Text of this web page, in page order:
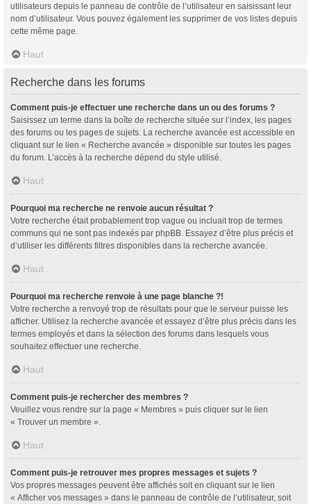
utilisateurs depuis le panneau de contrôle de l’utilisateur en saisissant leur
nom d’utilisateur. Vous pouvez également les supprimer de vos listes depuis
cette même page.
Haut
Recherche dans les forums
Comment puis-je effectuer une recherche dans un ou des forums ?
Saisissez un terme dans la boîte de recherche située sur l’index, les pages
des forums ou les pages de sujets. La recherche avancée est accessible en
cliquant sur le lien « Recherche avancée » disponible sur toutes les pages
du forum. L’accès à la recherche dépend du style utilisé.
Haut
Pourquoi ma recherche ne renvoie aucun résultat ?
Votre recherche était probablement trop vague ou incluait trop de termes
communs qui ne sont pas indexés par phpBB. Essayez d’être plus précis et
d’utiliser les différents filtres disponibles dans la recherche avancée.
Haut
Pourquoi ma recherche renvoie à une page blanche ?!
Votre recherche a renvoyé trop de résultats pour que le serveur puisse les
afficher. Utilisez la recherche avancée et essayez d’être plus précis dans les
termes employés et dans la sélection des forums dans lesquels vous
souhaitez effectuer une recherche.
Haut
Comment puis-je rechercher des membres ?
Veuillez vous rendre sur la page « Membres » puis cliquer sur le lien
« Trouver un membre ».
Haut
Comment puis-je retrouver mes propres messages et sujets ?
Vos propres messages peuvent être affichés soit en cliquant sur le lien
« Afficher vos messages » dans le panneau de contrôle de l’utilisateur, soit